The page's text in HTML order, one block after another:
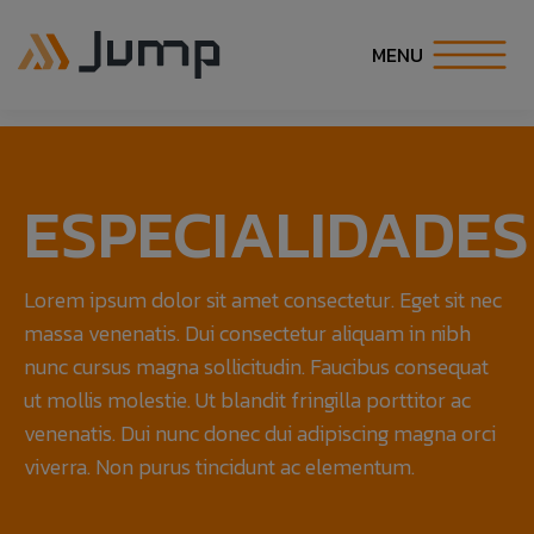
MENU
SOBRE NÓS
CARREIRA
ESPECIALIDADES
Lorem ipsum dolor sit amet consectetur. Eget sit nec
massa venenatis. Dui consectetur aliquam in nibh
nunc cursus magna sollicitudin. Faucibus consequat
ut mollis molestie. Ut blandit fringilla porttitor ac
venenatis. Dui nunc donec dui adipiscing magna orci
viverra. Non purus tincidunt ac elementum.